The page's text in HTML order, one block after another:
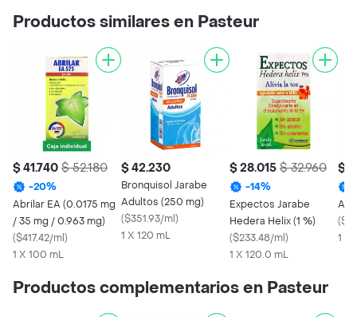
Productos similares en Pasteur
$ 41.740 $ 52.180
-20%
Abrilar EA (0.0175 mg
/ 35 mg / 0.963 mg)
($417.42/ml)
1 X 100 mL
$ 42.230
Bronquisol Jarabe
Adultos (250 mg)
($351.93/ml)
1 X 120 mL
$ 28.015 $ 32.960
-14%
Expectos Jarabe
Hedera Helix (1 %)
($233.48/ml)
1 X 120.0 mL
$
(
1 X
Productos complementarios en Pasteur